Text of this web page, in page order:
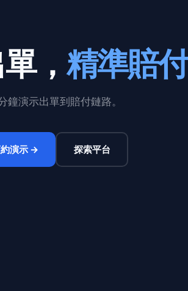
，精準賠付
鐘演示出單到賠付鏈路。
演示 → 探索平台